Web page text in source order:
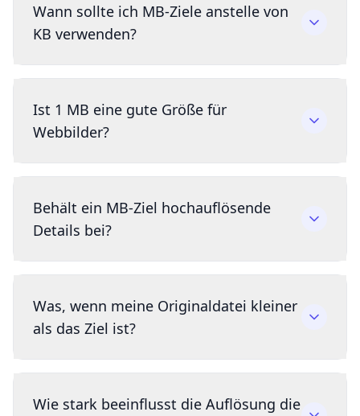
Wann sollte ich MB-Ziele anstelle von
KB verwenden?
Ist 1 MB eine gute Größe für
Webbilder?
Behält ein MB-Ziel hochauflösende
Details bei?
Was, wenn meine Originaldatei kleiner
als das Ziel ist?
Wie stark beeinflusst die Auflösung die